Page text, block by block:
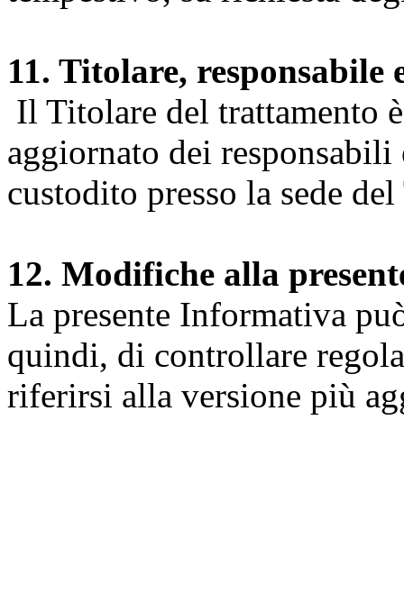
11. Titolare, responsabile
Il Titolare del trattamento
aggiornato dei
custodito presso la sede
12. Modifiche alla
La presente Informativa
quindi, di controllare
riferirsi alla versione più